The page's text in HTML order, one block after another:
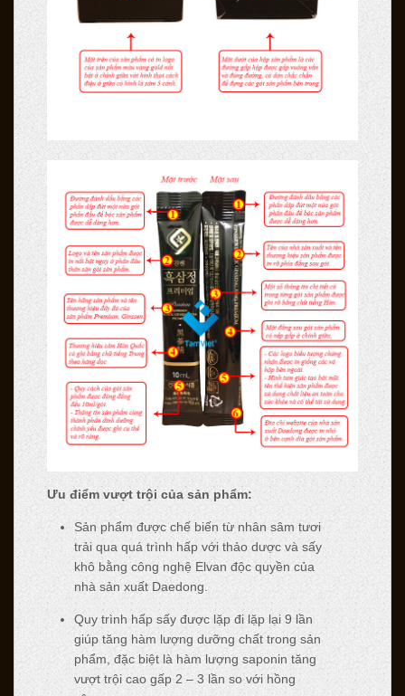
Ưu điểm vượt trội của sản phẩm:
Sản phẩm được chế biến từ nhân sâm tươi
trải qua quá trình hấp với thảo dược và sấy
khô bằng công nghệ Elvan độc quyền của
nhà sản xuất Daedong.
Quy trình hấp sấy được lặp đi lặp lại 9 lần
giúp tăng hàm lượng dưỡng chất trong sản
phẩm, đặc biệt là hàm lượng saponin tăng
vượt trội cao gấp 2 – 3 lần so với hồng